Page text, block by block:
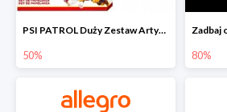
PSI PATROL Duży Zestaw Artystyczny 52 elementy na piąty komplet -50%
50% 80%